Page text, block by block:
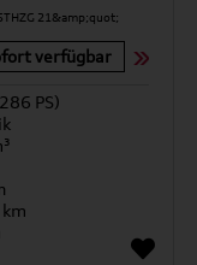
verfügbar
PS)